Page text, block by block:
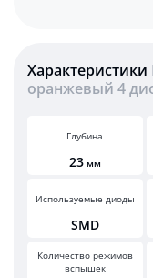
Характеристики
оранжевый 4
Глубина
23 мм
Используемые диоды
SMD
Количество режимов
вспышек